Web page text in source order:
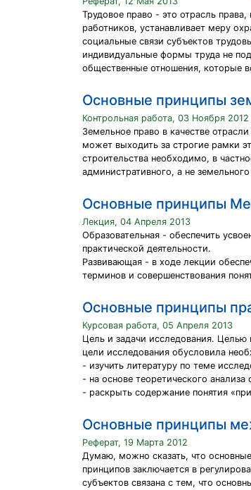
Трудовое право - это отрасль
работников, устанавливает меру
социальные связи субъектов
индивидуальные формы труда не
общественные отношения, которые
Основные принципы
Контрольная работа, 03 Ноября 2012
Земельное право в качестве
может выходить за строгие рамки
строительства необходимо, в
административного, а не
Основные принципы
Лекция, 04 Апреля 2013
Образовательная - обеспечить
практической деятельности.
Развивающая - в ходе лекции
терминов и совершенствования
Основные принципы
Курсовая работа, 05 Апреля 2013
Цель и задачи исследования. Целью
цели исследования обусловила
- изучить литературу по теме
- на основе теоретического
- раскрыть содержание понятия
Основные принципы
Реферат, 19 Марта 2012
Думаю, можно сказать, что
принципов заключается в
субъектов связана с тем, что